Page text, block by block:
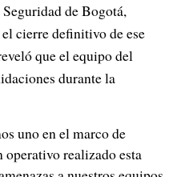
de Bogotá,
cierre definitivo de ese
que el equipo del
durante la
uno en el marco de
operativo realizado esta